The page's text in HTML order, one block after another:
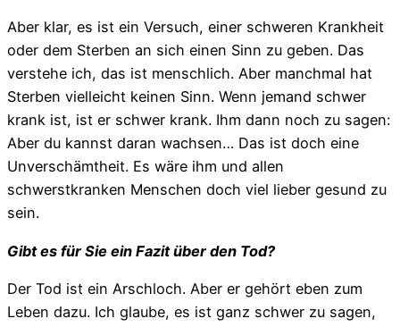
Aber klar, es ist ein Versuch, einer schweren Krankheit
oder dem Sterben an sich einen Sinn zu geben. Das
verstehe ich, das ist menschlich. Aber manchmal hat
Sterben vielleicht keinen Sinn. Wenn jemand schwer
krank ist, ist er schwer krank. Ihm dann noch zu sagen:
Aber du kannst daran wachsen… Das ist doch eine
Unverschämtheit. Es wäre ihm und allen
schwerstkranken Menschen doch viel lieber gesund zu
sein.
Gibt es für Sie ein Fazit über den Tod?
Der Tod ist ein Arschloch. Aber er gehört eben zum
Leben dazu. Ich glaube, es ist ganz schwer zu sagen,